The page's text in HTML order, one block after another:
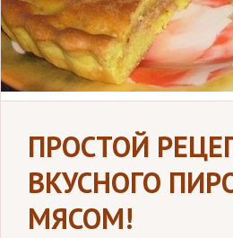
ПРОСТОЙ
ВКУСНОГО
МЯСОМ!